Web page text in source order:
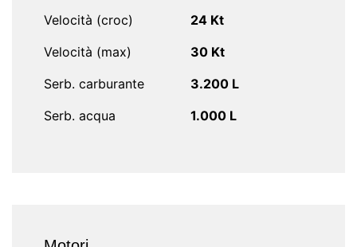
Velocità (croc)
24 Kt
Velocità (max)
30 Kt
Serb. carburante
3.200 L
Serb. acqua
1.000 L